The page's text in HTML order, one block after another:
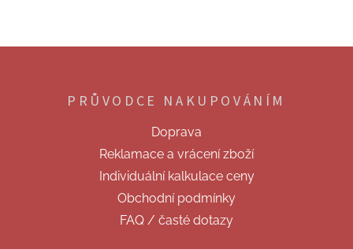
PRŮVODCE NAKUPOVÁNÍM
Doprava
Reklamace a vrácení zboží
Individuální kalkulace ceny
Obchodní podmínky
FAQ / časté dotazy